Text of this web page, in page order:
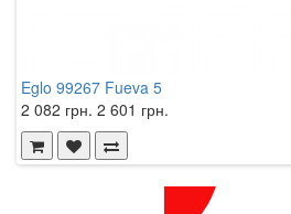
Eglo 99267 Fueva 5
2 082 грн. 2 601 грн.